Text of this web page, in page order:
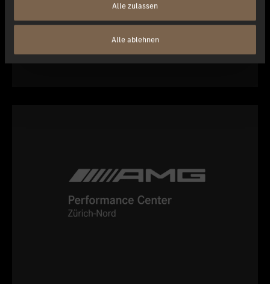
Alle zulassen
Alle ablehnen
Service smart fortwo und forfour (BR 450-454)